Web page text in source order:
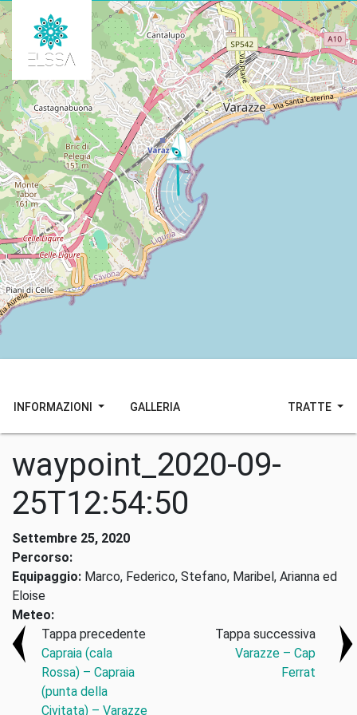
INFORMAZIONI GALLERIA TRATTE
waypoint_2020-09-
25T12:54:50
Settembre 25, 2020
Percorso:
Equipaggio: Marco, Federico, Stefano, Maribel, Arianna ed
Eloise
Meteo:
Tappa precedente
Capraia (cala
Rossa) – Capraia
(punta della
Civitata) – Varazze
Tappa successiva
Varazze – Cap
Ferrat